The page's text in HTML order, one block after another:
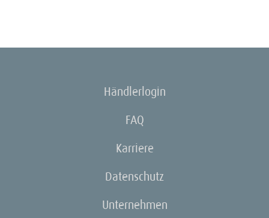
Händlerlogin
FAQ
Karriere
Datenschutz
Unternehmen